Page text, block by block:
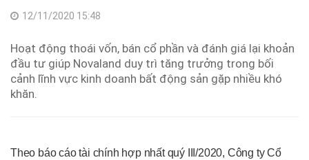
12/11/2020 15:48
Hoạt động thoái vốn, bán cổ phần và đánh giá lại khoản
đầu tư giúp Novaland duy trì tăng trưởng trong bối
cảnh lĩnh vực kinh doanh bất động sản gặp nhiều khó
khăn.
Theo báo cáo tài chính hợp nhất quý III/2020, Công ty Cổ